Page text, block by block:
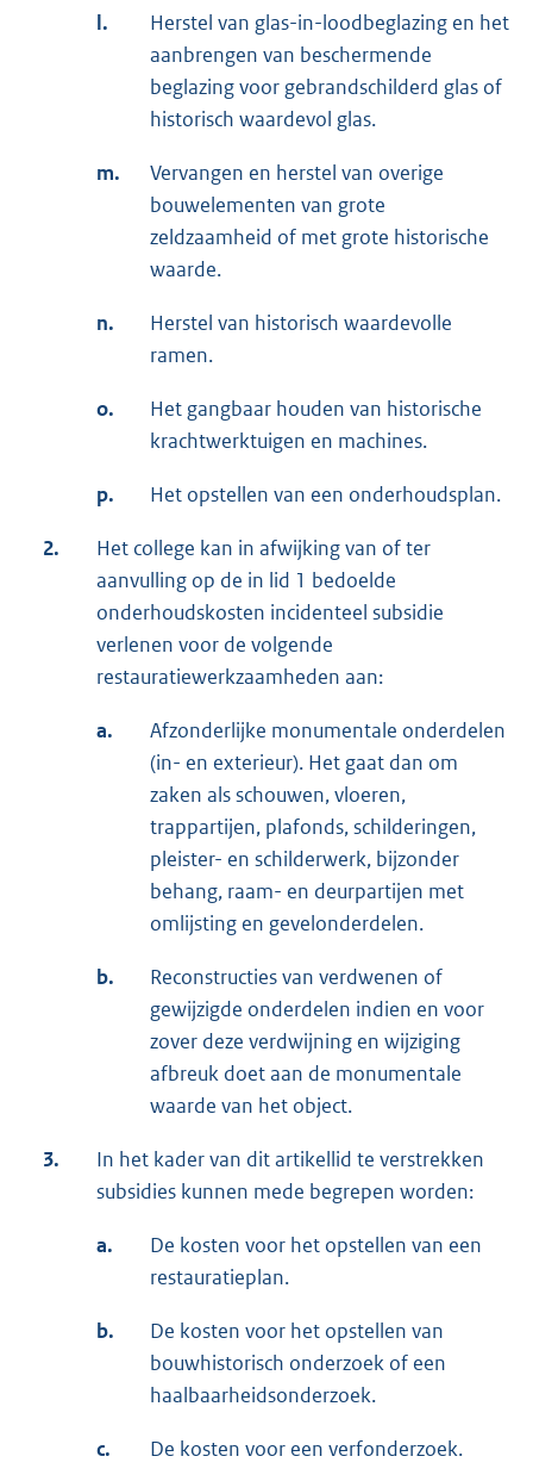
l.
Herstel van glas-in-loodbeglazing en het
aanbrengen van beschermende
beglazing voor gebrandschilderd glas of
historisch waardevol glas.
m.
Vervangen en herstel van overige
bouwelementen van grote
zeldzaamheid of met grote historische
waarde.
n.
Herstel van historisch waardevolle
ramen.
o.
Het gangbaar houden van historische
krachtwerktuigen en machines.
p. Het opstellen van een onderhoudsplan.
2.
Het college kan in afwijking van of ter
aanvulling op de in lid 1 bedoelde
onderhoudskosten incidenteel subsidie
verlenen voor de volgende
restauratiewerkzaamheden aan:
a.
Afzonderlijke monumentale onderdelen
(in- en exterieur). Het gaat dan om
zaken als schouwen, vloeren,
trappartijen, plafonds, schilderingen,
pleister- en schilderwerk, bijzonder
behang, raam- en deurpartijen met
omlijsting en gevelonderdelen.
b.
Reconstructies van verdwenen of
gewijzigde onderdelen indien en voor
zover deze verdwijning en wijziging
afbreuk doet aan de monumentale
waarde van het object.
3.
In het kader van dit artikellid te verstrekken
subsidies kunnen mede begrepen worden:
a.
De kosten voor het opstellen van een
restauratieplan.
b.
De kosten voor het opstellen van
bouwhistorisch onderzoek of een
haalbaarheidsonderzoek.
c. De kosten voor een verfonderzoek.